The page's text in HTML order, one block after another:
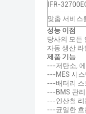
IFR-
맞춤 서비스
성능 이점
당사의 모든
자동 생산 라
제품 기능
---저탄소,
---MES 시스
---배터리 스
---BMS 관리
---인산철 리
---균일한 흐